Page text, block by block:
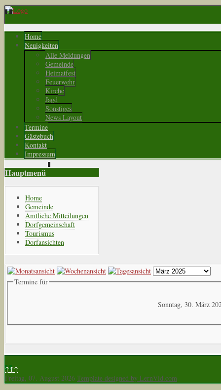
Home
Neuigkeiten
Alle Meldungen
Gemeinde
Heimatfest
Feuerwehr
Kirche
Jagd
Sonstiges
News Layout
Termine
Gästebuch
Kontakt
Impressum
Hauptmenü
Home
Gemeinde
Amtliche Mitteilungen
Dorfgemeinschaft
Tourismus
Dorfansichten
Termine für
Sonntag, 30. März
↑↑↑
Freitag, 07. August 2026 Template designed by LernVid.com